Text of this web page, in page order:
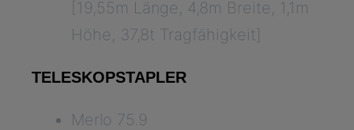
[19,55m Länge, 4,8m Breite, 1,1m
Höhe, 37,8t Tragfähigkeit]
TELESKOPSTAPLER
Merlo 75.9